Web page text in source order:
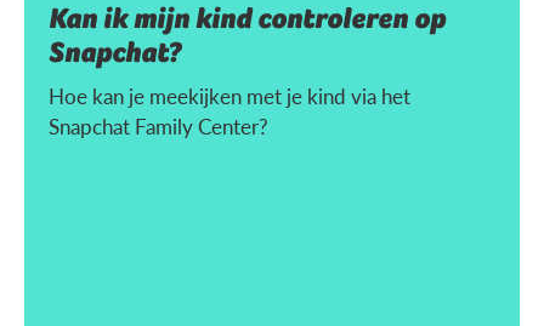
Kan ik mijn kind controleren op
Snapchat?
Hoe kan je meekijken met je kind via het
Snapchat Family Center?